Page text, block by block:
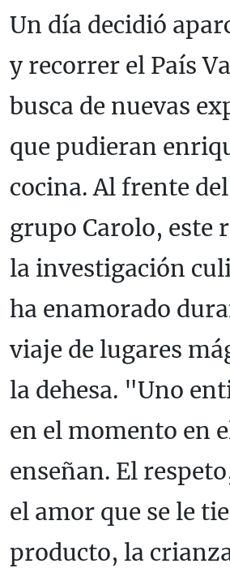
Un día decidió
y recorrer el País
busca de nuevas
que pudieran
cocina. Al frente
grupo Carolo, este
la investigación
ha enamorado
viaje de lugares
la dehesa. "Uno
en el momento en
enseñan. El
el amor que se le
producto, la